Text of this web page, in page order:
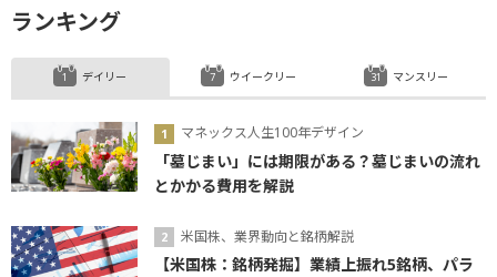
ランキング
デイリー
マネックス人生100年デザイン
「墓じまい」には期限がある？墓じまいの流れ
とかかる費用を解説
米国株、業界動向と銘柄解説
【米国株：銘柄発掘】業績上振れ5銘柄、パラ
ウイークリー マンスリー